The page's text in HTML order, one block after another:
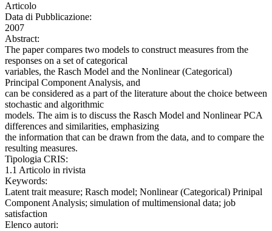
Articolo
Data di Pubblicazione:
2007
Abstract:
The paper compares two models to construct measures from the
responses on a set of categorical
variables, the Rasch Model and the Nonlinear (Categorical)
Principal Component Analysis, and
can be considered as a part of the literature about the choice between
stochastic and algorithmic
models. The aim is to discuss the Rasch Model and Nonlinear PCA
differences and similarities, emphasizing
the information that can be drawn from the data, and to compare the
resulting measures.
Tipologia CRIS:
1.1 Articolo in rivista
Keywords:
Latent trait measure; Rasch model; Nonlinear (Categorical) Prinipal
Component Analysis; simulation of multimensional data; job
satisfaction
Elenco autori: